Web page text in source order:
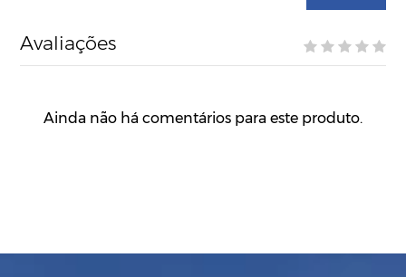
Avaliações
Ainda não há comentários para este produto.